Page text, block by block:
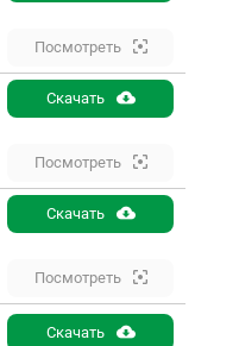
Посмотреть
Скачать
Посмотреть
Скачать
Посмотреть
Скачать